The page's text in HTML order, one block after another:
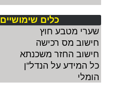
כלים שימושיים
שערי מטבע חוץ
חישוב מס רכישה
חישוב החזר משכנתא
כל המידע על הנדל"ן
הומלי